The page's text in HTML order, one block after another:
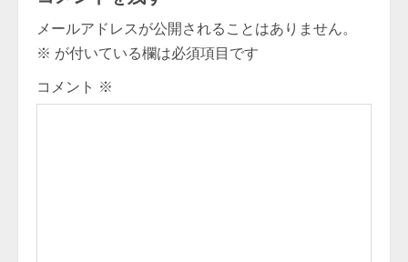
n
u
e
メールアドレスが公開されることはありません。
※ が付いている欄は必須項目です
コメント ※